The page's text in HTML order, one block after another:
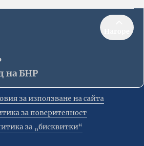
на БНР
за използване на сайта
за поверителност
за „бисквитки“